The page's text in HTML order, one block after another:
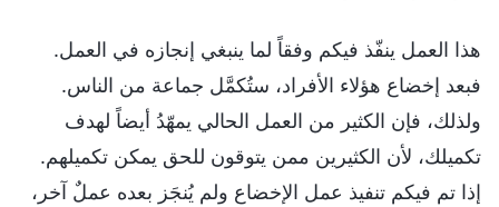
هذا العمل ينفّذ فيكم وفقاً لما ينبغي إنجازه في العمل.
فبعد إخضاع هؤلاء الأفراد، ستُكمَّل جماعة من الناس.
ولذلك، فإن الكثير من العمل الحالي يمهّدُ أيضاً لهدف
تكميلك، لأن الكثيرين ممن يتوقون للحق يمكن تكميلهم.
إذا تم فيكم تنفيذ عمل الإخضاع ولم يُنجَز بعده عملٌ آخر،